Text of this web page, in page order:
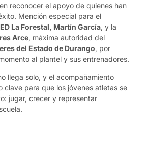
reconocer el apoyo de quienes han
Mención especial para el
La Forestal, Martín García, y la
Arce, máxima autoridad del
del Estado de Durango, por
al plantel y sus entrenadores.
llega solo, y el acompañamiento
clave para que los jóvenes atletas se
jugar, crecer y representar